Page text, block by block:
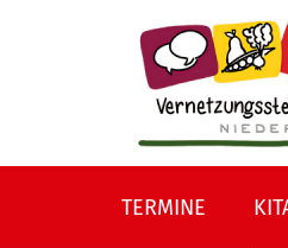
TERMINE